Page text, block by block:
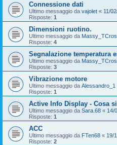
Connessione dati
Ultimo messaggio da vajolet « 11/
Risposte: 1
Dimensioni ruotino.
Ultimo messaggio da
Risposte: 4
Segnalazione temperatura
Ultimo messaggio da
Risposte: 3
Vibrazione motore
Ultimo messaggio da Alessandro_1
Risposte: 1
Active Info Display - Cosa
Ultimo messaggio da Sara.68 « 14/
Risposte: 1
ACC
Ultimo messaggio da FTen68 « 19/
Risposte: 2